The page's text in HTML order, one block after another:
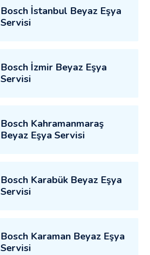
Bosch İstanbul Beyaz Eşya
Servisi
Bosch İzmir Beyaz Eşya
Servisi
Bosch Kahramanmaraş
Beyaz Eşya Servisi
Bosch Karabük Beyaz Eşya
Servisi
Bosch Karaman Beyaz Eşya
Servisi